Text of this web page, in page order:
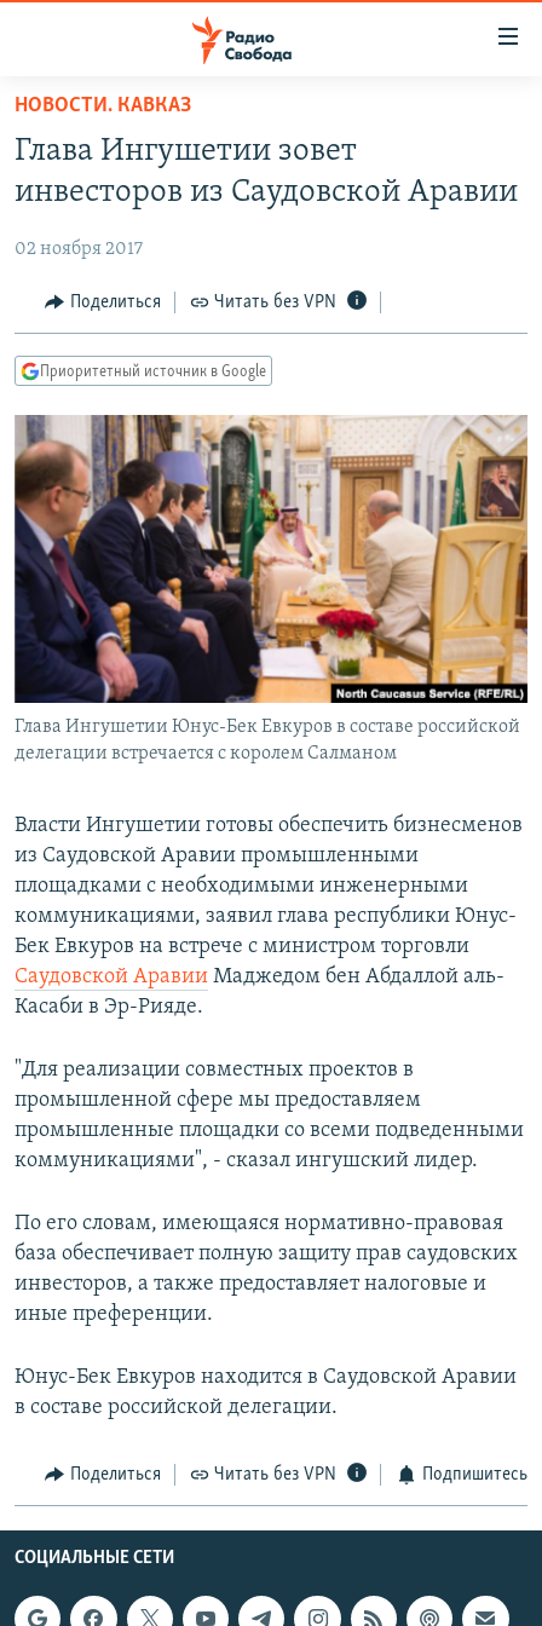
упрощенного
доступа
основному
Вернутся
главной
навигации
Вернутся
поиску
АВТОРСКИЕ ПРОЕКТЫ
ЦИТАТЫ СВОБОДЫ
МНЕНИЯ
IDEL.РЕАЛИИ
КАВКАЗ.РЕАЛИИ
СЕВЕР.РЕАЛИИ
СИБИРЬ.РЕАЛИИ
РАСПИСАНИЕ ВЕЩАНИЯ
ПОДПИШИТЕСЬ НА РАССЫЛКУ
СОЦИАЛЬНЫЕ СЕТИ
Все сайты РСЕ/РС
НОВОСТИ. КАВКАЗ
Глава Ингушетии зовет
инвесторов из Саудовской Аравии
02 ноября 2017
Поделиться Читать без VPN
Приоритетный источник в Google
Глава Ингушетии Юнус-Бек Евкуров в составе российской
делегации встречается с королем Салманом
Власти Ингушетии готовы обеспечить бизнесменов
из Саудовской Аравии промышленными
площадками с необходимыми инженерными
коммуникациями, заявил глава республики Юнус-
Бек Евкуров на встрече с министром торговли
Саудовской Аравии Маджедом бен Абдаллой аль-
Касаби в Эр-Рияде.
"Для реализации совместных проектов в
промышленной сфере мы предоставляем
промышленные площадки со всеми подведенными
коммуникациями", - сказал ингушский лидер.
По его словам, имеющаяся нормативно-правовая
база обеспечивает полную защиту прав саудовских
инвесторов, а также предоставляет налоговые и
иные преференции.
Юнус-Бек Евкуров находится в Саудовской Аравии
в составе российской делегации.
Поделиться Читать без VPN Подпишитесь
СОЦИАЛЬНЫЕ СЕТИ